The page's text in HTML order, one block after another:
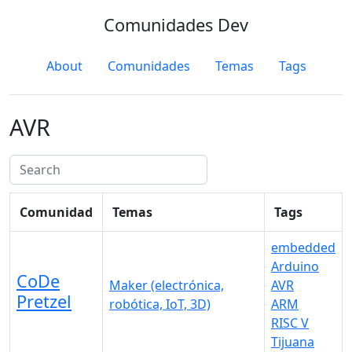
Comunidades Dev
About Comunidades Temas Tags
AVR
Comunidad Temas Tags
CoDe
Pretzel
Maker (electrónica,
robótica, IoT, 3D)
embedded
Arduino
AVR
ARM
RISC V
Tijuana